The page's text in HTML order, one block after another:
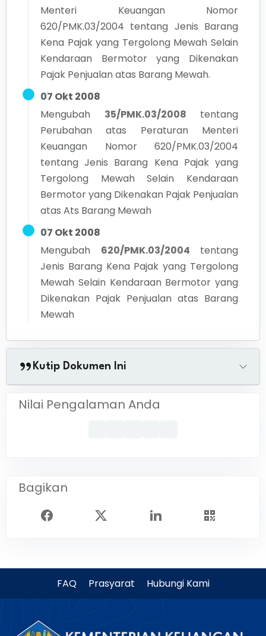
Menteri Keuangan Nomor
620/PMK.03/2004 tentang Jenis Barang
Kena Pajak yang Tergolong Mewah Selain
Kendaraan Bermotor yang Dikenakan
Pajak Penjualan atas Barang Mewah.
07 Okt 2008
Mengubah
35/PMK.03/2008
tentang
Perubahan atas Peraturan Menteri
Keuangan Nomor 620/PMK.03/2004
tentang Jenis Barang Kena Pajak yang
Tergolong Mewah Selain Kendaraan
Bermotor yang Dikenakan Pajak Penjualan
atas Ats Barang Mewah
07 Okt 2008
Mengubah
620/PMK.03/2004
tentang
Jenis Barang Kena Pajak yang Tergolong
Mewah Selain Kendaraan Bermotor yang
Dikenakan Pajak Penjualan atas Barang
Mewah
Kutip Dokumen Ini
Nilai Pengalaman Anda
Bagikan
FAQ Prasyarat Hubungi Kami